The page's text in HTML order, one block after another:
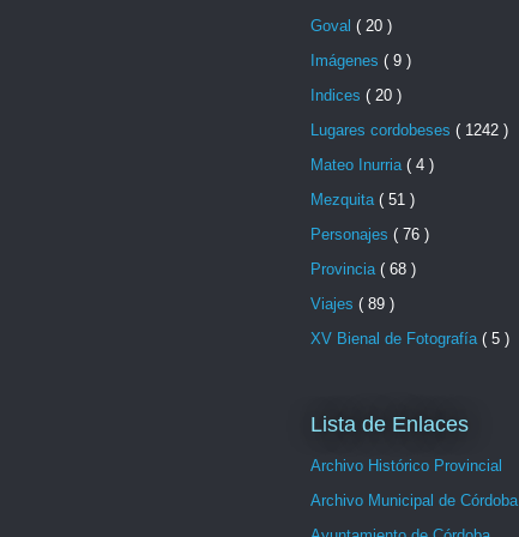
Goval ( 20 )
Imágenes ( 9 )
Indices ( 20 )
Lugares cordobeses ( 1242 )
Mateo Inurria ( 4 )
Mezquita ( 51 )
Personajes ( 76 )
Provincia ( 68 )
Viajes ( 89 )
XV Bienal de Fotografía ( 5 )
Lista de Enlaces
Archivo Histórico Provincial
Archivo Municipal de Córdoba